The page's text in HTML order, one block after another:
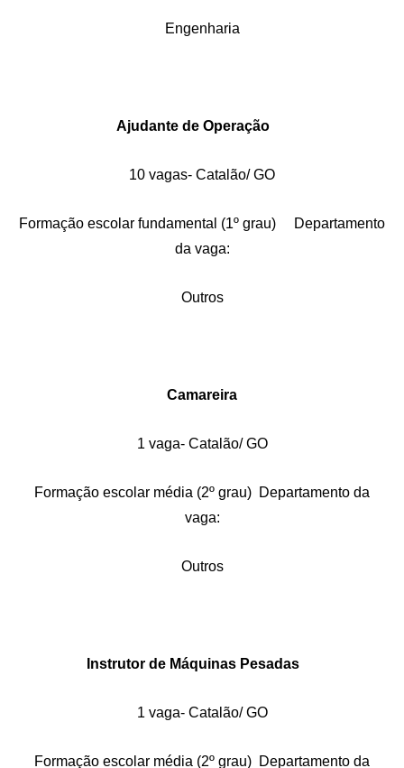
Engenharia
Ajudante de Operação
10 vagas- Catalão/ GO
Formação escolar fundamental (1º grau) Departamento
da vaga:
Outros
Camareira
1 vaga- Catalão/ GO
Formação escolar média (2º grau) Departamento da
vaga:
Outros
Instrutor de Máquinas Pesadas
1 vaga- Catalão/ GO
Formação escolar média (2º grau) Departamento da